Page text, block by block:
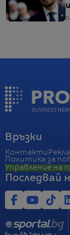
Връзки
Контакти
Политика за
Управление на
Последвай